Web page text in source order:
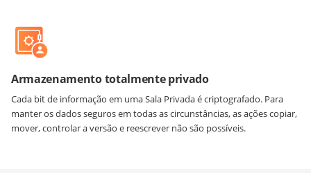
Armazenamento totalmente privado
Cada bit de informação em uma Sala Privada é criptografado. Para
manter os dados seguros em todas as circunstâncias, as ações copiar,
mover, controlar a versão e reescrever não são possíveis.